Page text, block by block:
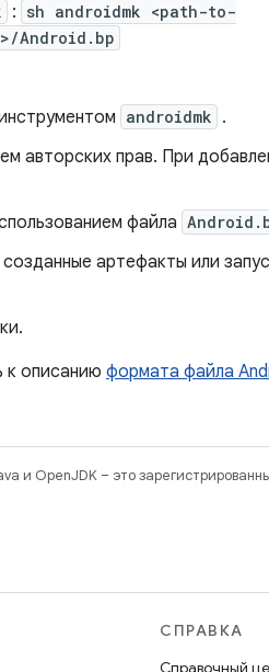
: sh androidmk <path-to-
Android.bp
androidmk .
авторских прав. При
файла
артефакты или
к описанию формата файла
и OpenJDK – это
СПРАВКА
Справочный